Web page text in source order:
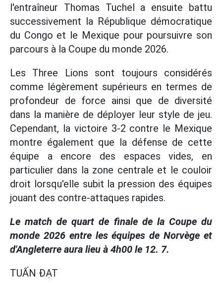
l'entraîneur Thomas Tuchel a ensuite battu
successivement la République démocratique
du Congo et le Mexique pour poursuivre son
parcours à la Coupe du monde 2026.
Les Three Lions sont toujours considérés
comme légèrement supérieurs en termes de
profondeur de force ainsi que de diversité
dans la manière de déployer leur style de jeu.
Cependant, la victoire 3-2 contre le Mexique
montre également que la défense de cette
équipe a encore des espaces vides, en
particulier dans la zone centrale et le couloir
droit lorsqu'elle subit la pression des équipes
jouant des contre-attaques rapides.
Le match de quart de finale de la Coupe du
monde 2026 entre les équipes de Norvège et
d'Angleterre aura lieu à 4h00 le 12. 7.
TUẤN ĐẠT